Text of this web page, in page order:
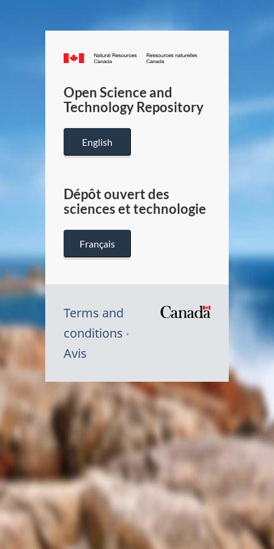
Canada.ca
/
Canada
Open Science and
Technology Repository
English
Dépôt ouvert des
sciences et technologie
Français
Terms and
conditions
Avis
Symbole
du
Canada